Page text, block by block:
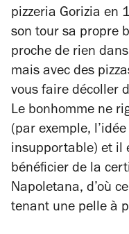
pizzeria Gorizia en
son tour sa propre
proche de rien
mais avec des
vous faire décoller
Le bonhomme ne
(par exemple,
insupportable) et il
bénéficier de la
Napoletana, d’où
tenant une pelle à